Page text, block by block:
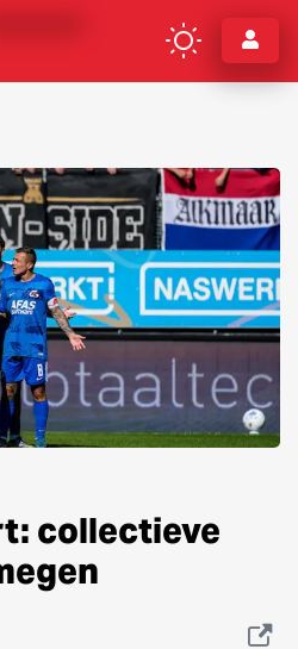
collectieve